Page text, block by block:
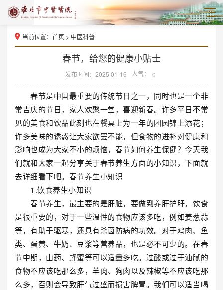
当前位置： 首页 > 中医科普
春节，给您的健康小贴士
发布时间：2025-01-16 人气： 0
春节是中国最重要的传统节日之一，同时也是一个非
常吉庆的节日，家人欢聚一堂，喜迎新春。许多平日不常
见的美食和饮品此刻也在餐桌上为一年的团圆锦上添花；
许多美味的诱惑让大家欲罢不能，但食物的进补对健康和
影响也成为大家不小的烦恼，春节如何养生保健？今天我
们就和大家一起分享关于春节养生方面的小知识，下面就
去详细看下吧。春节养生小知识
1.饮食养生小知识
春节养生，最主要的是肝脏，要做到养肝护肝，饮食
是很重要的，对于一些温性的食物应该多吃，例如姜葱蒜
等，有助于驱寒，还具有杀菌防病的功效。对于鸡肉、鱼
类、蛋黄、牛奶、豆浆等营养品，也是必不可少的。在春
节中期，山药、蜂蜜等可以适量多吃。过酸或过于油腻的
食物不应该吃那么多，羊肉、狗肉以及辣椒等不应该吃那
么多，否则会导致肝气过盛而损害脾胃。我们可以适当喝